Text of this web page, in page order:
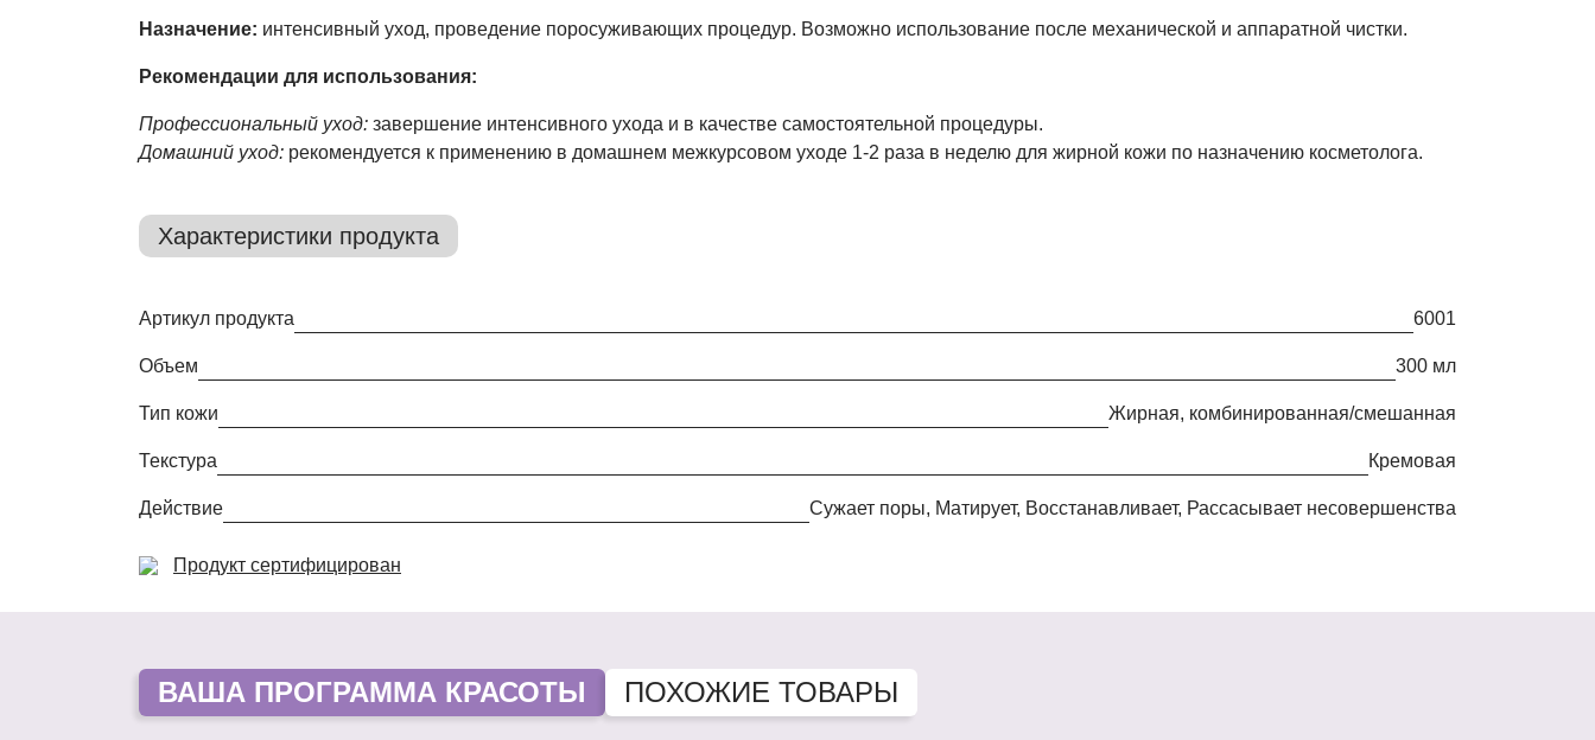
Назначение: интенсивный уход, проведение поросуживающих процедур. Возможно использование после механической и аппаратной чистки.
Рекомендации для использования:
Профессиональный уход: завершение интенсивного ухода и в качестве самостоятельной процедуры.
Домашний уход: рекомендуется к применению в домашнем межкурсовом уходе 1-2 раза в неделю для жирной кожи по назначению косметолога.
Характеристики продукта
Артикул продукта 6001
Объем 300 мл
Тип кожи жирная, комбинированная/смешанная
Текстура кремовая
Действие Сужает поры, Матирует, Восстанавливает, Рассасывает несовершенства
Продукт сертифицирован
ВАША ПРОГРАММА КРАСОТЫ ПОХОЖИЕ ТОВАРЫ